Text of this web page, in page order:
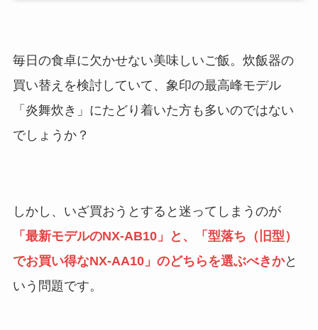
毎日の食卓に欠かせない美味しいご飯。炊飯器の
買い替えを検討していて、象印の最高峰モデル
「炎舞炊き」にたどり着いた方も多いのではない
でしょうか？
しかし、いざ買おうとすると迷ってしまうのが
「最新モデルのNX-AB10」と、「型落ち（旧型）
でお買い得なNX-AA10」のどちらを選ぶべきかと
いう問題です。